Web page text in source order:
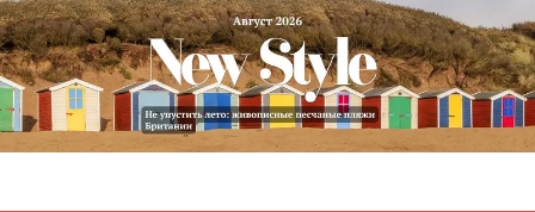
Skip
to
content